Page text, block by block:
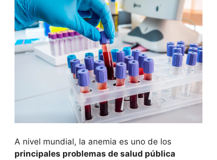
A nivel mundial, la anemia es uno de los
principales problemas de salud pública